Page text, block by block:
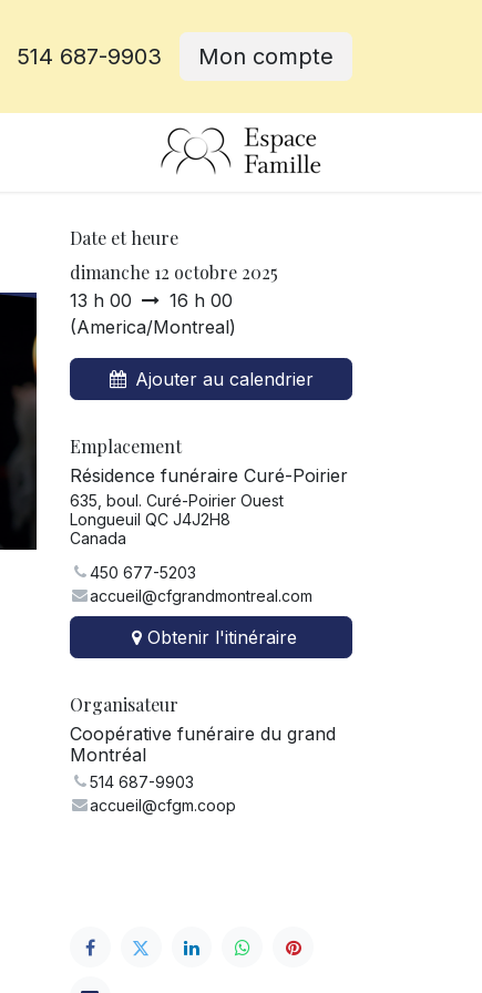
514 687-9903 Mon compte
Date et heure
dimanche 12 octobre 2025
13 h 00
16 h 00
(America/Montreal)
Ajouter au calendrier
Emplacement
Résidence funéraire Curé-Poirier
635, boul. Curé-Poirier Ouest
Longueuil QC J4J2H8
Canada
450 677-5203
accueil@cfgrandmontreal.com
Obtenir l'itinéraire
Organisateur
Coopérative funéraire du grand
Montréal
514 687-9903
accueil@cfgm.coop